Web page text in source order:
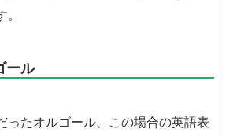
ール
ったオルゴール、この場合の英語表